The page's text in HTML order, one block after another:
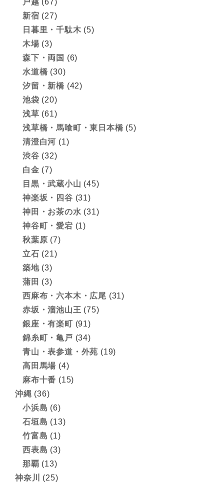
戸越 (67)
新宿 (27)
日暮里・千駄木 (5)
木場 (3)
森下・両国 (6)
水道橋 (30)
汐留・新橋 (42)
池袋 (20)
浅草 (61)
浅草橋・馬喰町・東日本橋 (5)
清澄白河 (1)
渋谷 (32)
白金 (7)
目黒・武蔵小山 (45)
神楽坂・四谷 (31)
神田・お茶の水 (31)
神谷町・愛宕 (1)
秋葉原 (7)
立石 (21)
築地(3)
蒲田 (3)
西麻布・六本木・広尾 (31)
赤坂・溜池山王 (75)
銀座・有楽町 (91)
錦糸町・亀戸 (34)
青山・表参道・外苑 (19)
高田馬場 (4)
麻布十番 (15)
沖縄 (36)
小浜島 (6)
石垣島 (13)
竹富島 (1)
西表島 (3)
那覇 (13)
神奈川
(25)